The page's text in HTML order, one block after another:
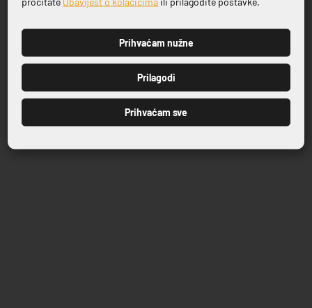
PRIJAVI SE
Prihvaćam nužne
Prilagodi
Prihvaćam sve